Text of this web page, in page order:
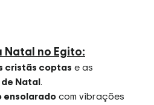
Natal no Egito:
cristãs coptas e as
Natal.
ensolaradocom vibrações